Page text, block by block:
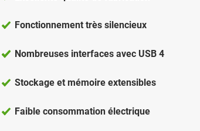
Fonctionnement très silencieux
Nombreuses interfaces avec USB 4
Stockage et mémoire extensibles
Faible consommation électrique